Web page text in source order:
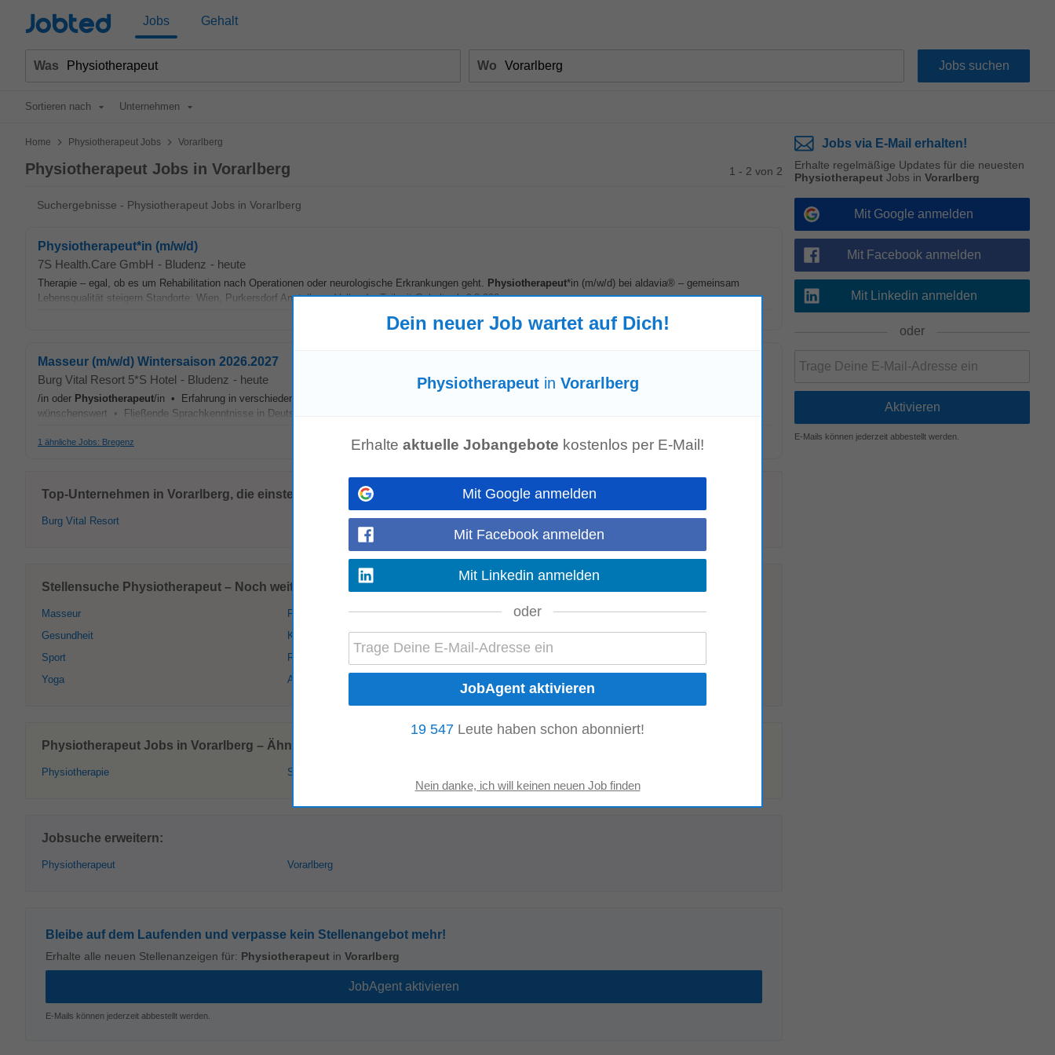
Jobted Jobs Gehalt
Was Wo
Sortieren nach Unternehmen
Home > Physiotherapeut Jobs > Vorarlberg
Physiotherapeut Jobs in Vorarlberg 1 - 2 von 2
Suchergebnisse - Physiotherapeut Jobs in Vorarlberg
Physiotherapeut*in (m/w/d)
7S Health.Care GmbH - Bludenz - heute
Therapie – egal, ob es um Rehabilitation nach Operationen oder neurologische Erkrankungen geht. Physiotherapeut*in (m/w/d) bei aldavia® – gemeinsam
Lebensqualität steigern Standorte: Wien, Purkersdorf Anstellung: Voll- oder Teilzeit Gehalt: ab € 3.000...
Masseur (m/w/d) Wintersaison 2026.2027
Burg Vital Resort 5*S Hotel - Bludenz - heute
/in oder Physiotherapeut/in • Erfahrung in verschiedenen Behandlungstechniken • Berufserfahrung in derselben Position in vergleichbaren Hotels
wünschenswert • Fließende Sprachkenntnisse in Deutsch und Englisch, weitere Fremdsprachen von Vorteil • Freundliche & positive...
1 ähnliche Jobs: Bregenz
Top-Unternehmen in Vorarlberg, die einstellen:
Burg Vital Resort
Stellensuche Physiotherapeut – Noch weitere interessante Jobs in Vorarlberg:
Masseur
Gesundheit
Sport
Yoga
Pilates
Krankenpfleger
Reha
Arzt
Neurologie
Orthopädie
Physiotherapeut Jobs in Vorarlberg – Ähnliche Stellenangebote:
Physiotherapie Studium Physiotherapie
Jobsuche erweitern:
Physiotherapeut Vorarlberg
Bleibe auf dem Laufenden und verpasse kein Stellenangebot mehr!
Erhalte alle neuen Stellenanzeigen für: Physiotherapeut in Vorarlberg
E-Mails können jederzeit abbestellt werden.
Jobs via E-Mail erhalten!
Erhalte regelmäßige Updates für die neuesten
Physiotherapeut Jobs in Vorarlberg
Mit Google anmelden
Mit Facebook anmelden
Mit Linkedin anmelden
oder
E-Mails können jederzeit abbestellt werden.
Dein neuer Job wartet auf Dich!
Physiotherapeutin Vorarlberg
Erhalte aktuelle Jobangebote kostenlos per E-Mail!
Mit Google anmelden
Mit Facebook anmelden
Mit Linkedin anmelden
oder
19 547 Leute haben schon abonniert!